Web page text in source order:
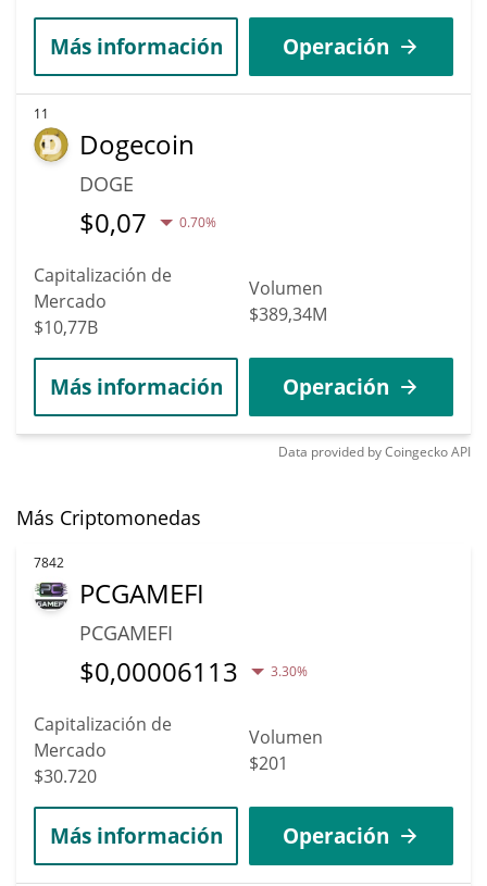
Más información Operación
11
Dogecoin
DOGE
$0,07 0.70%
Capitalización de
Mercado
$10,77B
Volumen
$389,34M
Más información Operación
Data provided byCoingeckoAPI
Más Criptomonedas
7842
PCGAMEFI
PCGAMEFI
$0,00006113 3.30%
Capitalización de
Mercado
$30.720
Volumen
$201
Más información Operación